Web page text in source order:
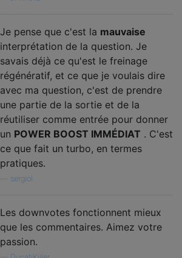
Je pense que c'est la mauvaise
interprétation de la question. Je
savais déjà ce qu'est le freinage
régénératif, et ce que je voulais dire
avec ma question, c'est de prendre
une partie de la sortie et de la
réutiliser comme entrée pour donner
un POWER BOOST IMMÉDIAT . C'est
ce que fait un turbo, en termes
pratiques.
sergiol
Les downvotes fonctionnent mieux
que les commentaires. Aimez votre
passion.